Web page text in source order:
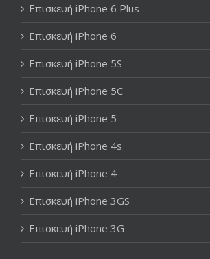
Επισκευή iPhone 6 Plus
Επισκευή iPhone 6
Επισκευή iPhone 5S
Επισκευή iPhone 5C
Επισκευή iPhone 5
Επισκευή iPhone 4s
Επισκευή iPhone 4
Επισκευή iPhone 3GS
Επισκευή iPhone 3G